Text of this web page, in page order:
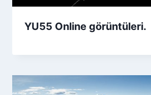
YU55 Online görüntüleri.